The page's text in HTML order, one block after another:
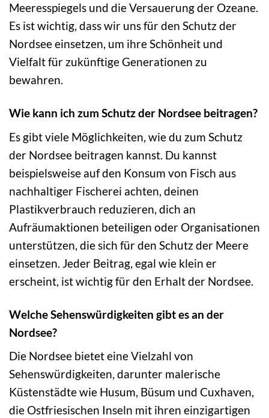
Meeresspiegels und die Versauerung der Ozeane.
Es ist wichtig, dass wir uns für den Schutz der
Nordsee einsetzen, um ihre Schönheit und
Vielfalt für zukünftige Generationen zu
bewahren.
Wie kann ich zum Schutz der Nordsee beitragen?
Es gibt viele Möglichkeiten, wie du zum Schutz
der Nordsee beitragen kannst. Du kannst
beispielsweise auf den Konsum von Fisch aus
nachhaltiger Fischerei achten, deinen
Plastikverbrauch reduzieren, dich an
Aufräumaktionen beteiligen oder Organisationen
unterstützen, die sich für den Schutz der Meere
einsetzen. Jeder Beitrag, egal wie klein er
erscheint, ist wichtig für den Erhalt der Nordsee.
Welche Sehenswürdigkeiten gibt es an der
Nordsee?
Die Nordsee bietet eine Vielzahl von
Sehenswürdigkeiten, darunter malerische
Küstenstädte wie Husum, Büsum und Cuxhaven,
die Ostfriesischen Inseln mit ihren einzigartigen